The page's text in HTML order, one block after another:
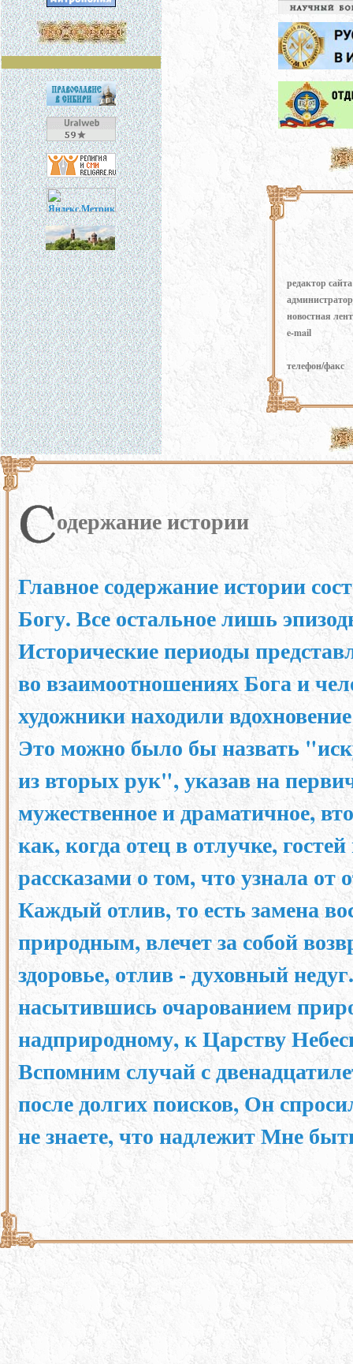
редактор сайта
администратор
новостная
e-mail
телефон/факс
одержание истории
Главное содержание истории
Богу. Все остальное лишь
Исторические периоды
во взаимоотношениях Бога и
художники находили
Это можно было бы назвать
из вторых рук", указав на
мужественное и драматичное,
как, когда отец в отлучке,
рассказами о том, что узнала от
Каждый отлив, то есть замена
природным, влечет за собой
здоровье, отлив - духовный
насытившись очарованием
надприродному, к Царству
Вспомним случай с
после долгих поисков, Он
не знаете, что надлежит Мне